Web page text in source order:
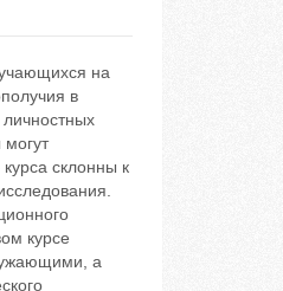
на
в
склонны к
курсе
а